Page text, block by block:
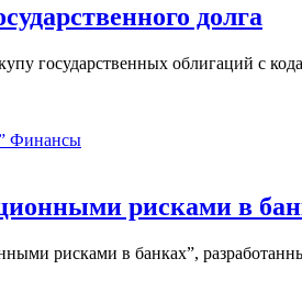
долга
государственных облигаций с
Финансы
рисками в
рисками в банках”,